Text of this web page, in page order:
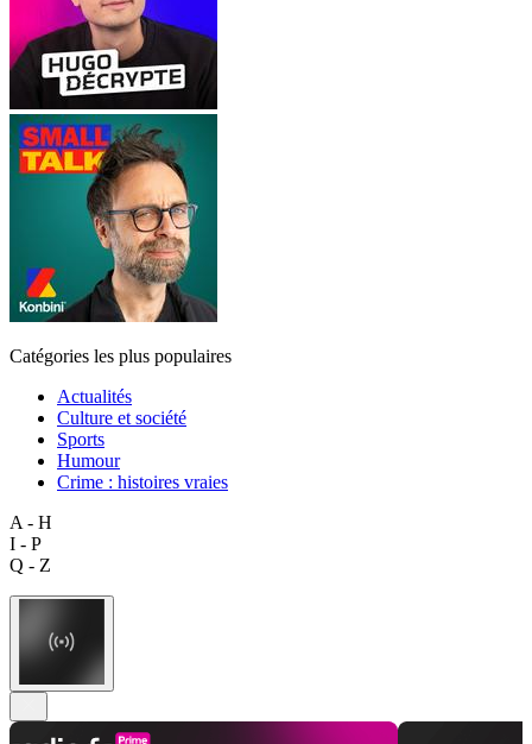
Catégories les plus populaires
Actualités
Culture et société
Sports
Humour
Crime : histoires vraies
A - H
I - P
Q - Z